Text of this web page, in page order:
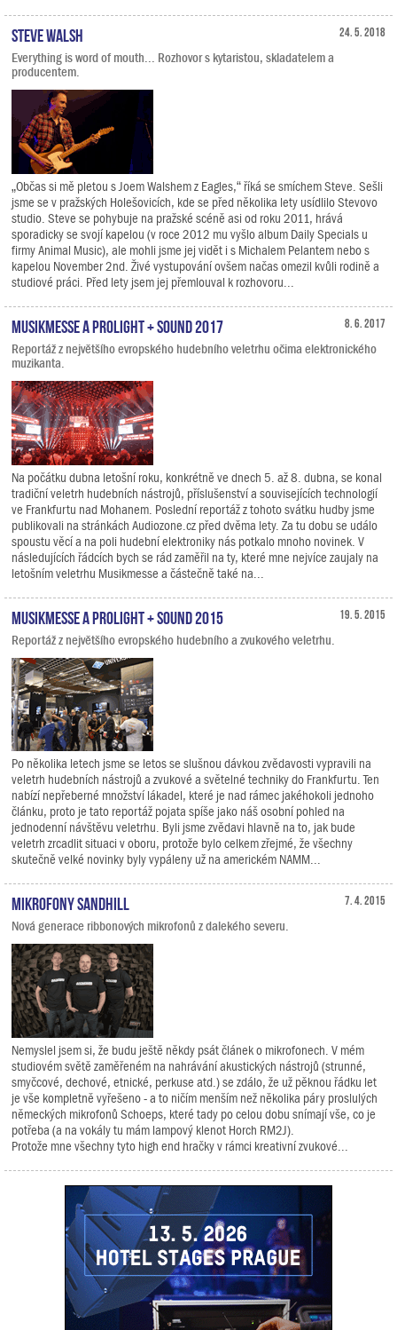
24. 5. 2018
Steve Walsh
Everything is word of mouth... Rozhovor s kytaristou, skladatelem a
producentem.
„Občas si mě pletou s Joem Walshem z Eagles,“ říká se smíchem Steve. Sešli
jsme se v pražských Holešovicích, kde se před několika lety usídlilo Stevovo
studio. Steve se pohybuje na pražské scéně asi od roku 2011, hrává
sporadicky se svojí kapelou (v roce 2012 mu vyšlo album Daily Specials u
firmy Animal Music), ale mohli jsme jej vidět i s Michalem Pelantem nebo s
kapelou November 2nd. Živé vystupování ovšem načas omezil kvůli rodině a
studiové práci. Před lety jsem jej přemlouval k rozhovoru...
8. 6. 2017
Musikmesse a Prolight + Sound 2017
Reportáž z největšího evropského hudebního veletrhu očima elektronického
muzikanta.
Na počátku dubna letošní roku, konkrétně ve dnech 5. až 8. dubna, se konal
tradiční veletrh hudebních nástrojů, příslušenství a souvisejících technologií
ve Frankfurtu nad Mohanem. Poslední reportáž z tohoto svátku hudby jsme
publikovali na stránkách Audiozone.cz před dvěma lety. Za tu dobu se událo
spoustu věcí a na poli hudební elektroniky nás potkalo mnoho novinek. V
následujících řádcích bych se rád zaměřil na ty, které mne nejvíce zaujaly na
letošním veletrhu Musikmesse a částečně také na...
19. 5. 2015
Musikmesse a Prolight + Sound 2015
Reportáž z největšího evropského hudebního a zvukového veletrhu.
Po několika letech jsme se letos se slušnou dávkou zvědavosti vypravili na
veletrh hudebních nástrojů a zvukové a světelné techniky do Frankfurtu. Ten
nabízí nepřeberné množství lákadel, které je nad rámec jakéhokoli jednoho
článku, proto je tato reportáž pojata spíše jako náš osobní pohled na
jednodenní návštěvu veletrhu. Byli jsme zvědavi hlavně na to, jak bude
veletrh zrcadlit situaci v oboru, protože bylo celkem zřejmé, že všechny
skutečně velké novinky byly vypáleny už na americkém NAMM...
7. 4. 2015
Mikrofony Sandhill
Nová generace ribbonových mikrofonů z dalekého severu.
Nemyslel jsem si, že budu ještě někdy psát článek o mikrofonech. V mém
studiovém světě zaměřeném na nahrávání akustických nástrojů (strunné,
smyčcové, dechové, etnické, perkuse atd.) se zdálo, že už pěknou řádku let
je vše kompletně vyřešeno - a to ničím menším než několika páry proslulých
německých mikrofonů Schoeps, které tady po celou dobu snímají vše, co je
potřeba (a na vokály tu mám lampový klenot Horch RM2J).
Protože mne všechny tyto high end hračky v rámci kreativní zvukové...